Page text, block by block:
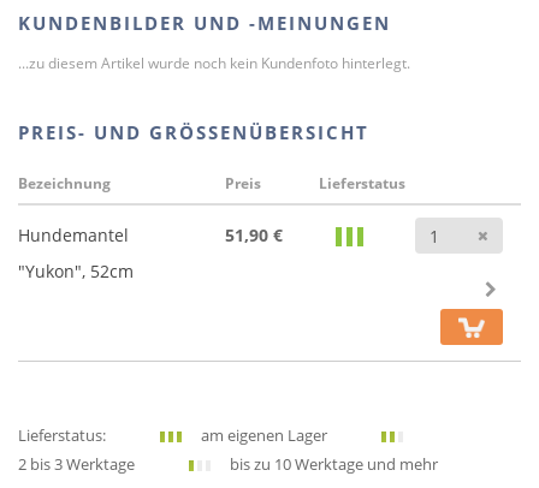
KUNDENBILDER UND -MEINUNGEN
...zu diesem Artikel wurde noch kein Kundenfoto hinterlegt.
PREIS- UND GRÖSSENÜBERSICHT
Bezeichnung Preis Lieferstatus
Hundemantel
"Yukon", 52cm
51,90 €
Lieferstatus:
am eigenen Lager
2 bis 3 Werktage
bis zu 10 Werktage und mehr